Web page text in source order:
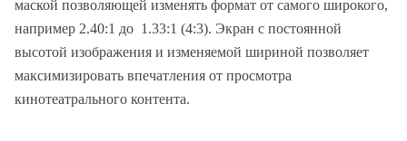
маской позволяющей изменять формат от самого широкого,
например 2.40:1 до 1.33:1 (4:3). Экран с постоянной
высотой изображения и изменяемой шириной позволяет
максимизировать впечатления от просмотра
кинотеатрального контента.